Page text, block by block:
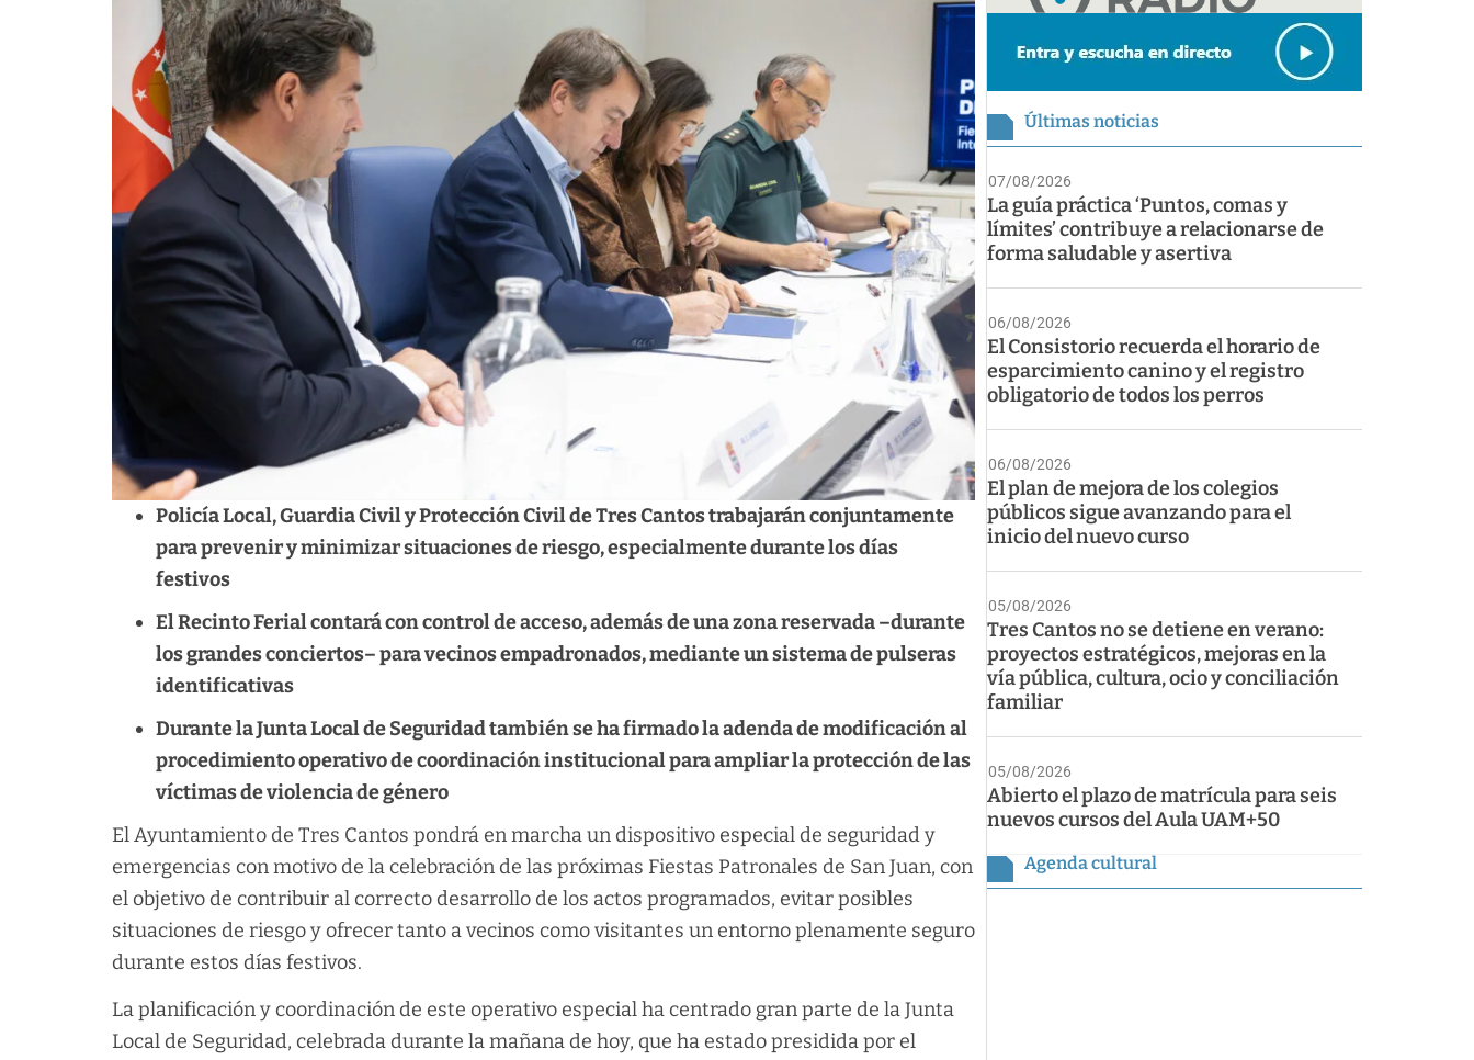
Policía Local, Guardia Civil y Protección Civil de Tres Cantos trabajarán conjuntamente
para prevenir y minimizar situaciones de riesgo,especialmente durante los días
festivos
El Recinto Ferial contará con control de acceso, además de una zona reservada –durante
los grandes conciertos– para vecinos empadronados, mediante un sistema de pulseras
identificativas
Durante la Junta Local de Seguridad también se ha firmado la adenda de modificación al
procedimiento operativo de coordinación institucional para ampliar la protección de las
víctimas de violencia de género
El Ayuntamiento de Tres Cantos pondrá en marcha un dispositivo especial de seguridad y
emergencias con motivo de la celebración de las próximas Fiestas Patronales de San Juan, con
el objetivo de contribuir al correcto desarrollo de los actos programados, evitar posibles
situaciones de riesgo y ofrecer tanto a vecinos como visitantes un entorno plenamente seguro
durante estos días festivos.
La planificación y coordinación de este operativo especial ha centrado gran parte de la Junta
Local de Seguridad, celebrada durante la mañana de hoy, que ha estado presidida por el
Últimas noticias
07/08/2026
La guía práctica ‘Puntos, comas y
límites’ contribuye a relacionarse de
forma saludable y asertiva
06/08/2026
El Consistorio recuerda el horario de
esparcimiento canino y el registro
obligatorio de todos los perros
06/08/2026
El plan de mejora de los colegios
públicos sigue avanzando para el
inicio del nuevo curso
05/08/2026
Tres Cantos no se detiene en verano:
proyectos estratégicos, mejoras en la
vía pública, cultura, ocio y conciliación
familiar
05/08/2026
Abierto el plazo de matrícula para seis
nuevos cursos del Aula UAM+50
Agenda cultural